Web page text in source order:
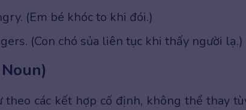
(Em bé khóc to khi đói.)
(Con chó sủa liên tục khi thấy người lạ.)
các kết hợp cố định, không thể thay